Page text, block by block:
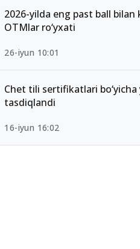
2026-yilda eng past ball bilan
OTMlar ro‘yxati
26-iyun 10:01
Chet tili sertifikatlari
tasdiqlandi
16-iyun 16:02